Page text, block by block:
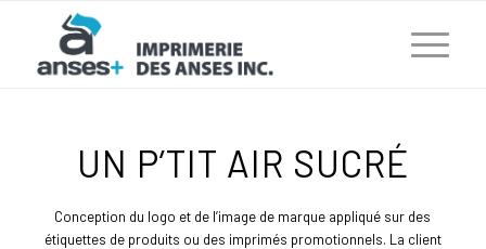
UN P’TIT AIR SUCRÉ
Conception du logo et de l’image de marque appliqué sur des
étiquettes de produits ou des imprimés promotionnels. La client